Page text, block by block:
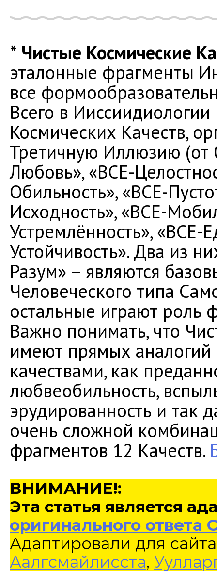
* Чистые Космические
эталонные фрагменты
все
Всего в
Космических Качеств,
Третичную Иллюзию (от
Любовь», «ВСЕ-
Обильность», «ВСЕ-
Исходность», «ВСЕ-
Устремлённость», «ВСЕ-
Устойчивость». Два из
Разум» – являются
Человеческого типа
остальные играют роль
Важно понимать, что
имеют прямых
качествами, как
любвеобильность,
эрудированность и так
очень сложной
фрагментов 12 Качеств.
ВНИМАНИЕ!:
Эта статья является
оригинального ответа
Адаптировали для
Аалгсмайлисста,